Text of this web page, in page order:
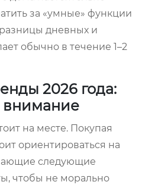
за «умные» функции
дневных и
обычно в течение 1–2
2026 года:
внимание
на месте. Покупая
ориентироваться на
следующие
чтобы не морально